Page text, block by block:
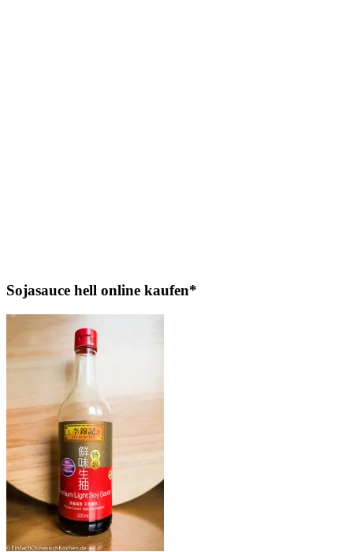
Sojasauce hell online kaufen*